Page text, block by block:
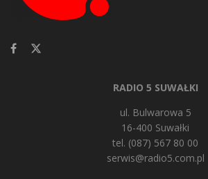
RADIO 5 SUWAŁKI
ul. Bulwarowa 5
16-400 Suwałki
tel. (087) 567 80 00
serwis@radio5.com.pl